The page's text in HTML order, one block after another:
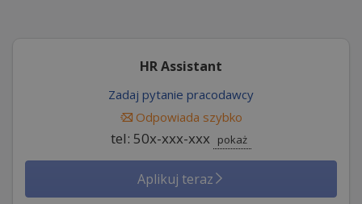
HR Assistant
Zadaj pytanie pracodawcy
Odpowiada szybko
tel: 50x-xxx-xxx pokaż
Aplikuj teraz